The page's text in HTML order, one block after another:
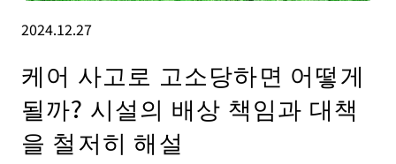
2024.12.27
케어 사고로 고소당하면 어떻게
될까? 시설의 배상 책임과 대책
을 철저히 해설